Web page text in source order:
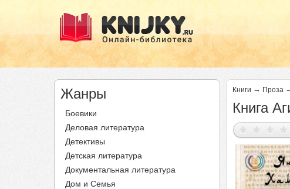
Жанры
Боевики
Деловая литература
Детективы
Детская литература
Документальная литература
Дом и Семья
Книги → Проза
Книга